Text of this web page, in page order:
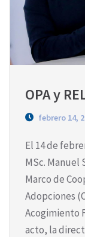
OPA y
febrero 14,
El 14 de
MSc. Manuel
Marco de
Adopciones
Acogimiento
acto, la